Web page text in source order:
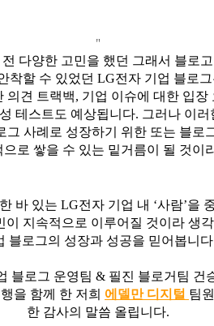
"
다양한 고민을 했던 그래서 블로
착할 수 있었던 LG전자 기업 블로
의견 트랙백, 기업 이슈에 대한 입장
테스트도 예상됩니다. 그러나 이
그 사례로 성장하기 위한 또는 블로
으로 쌓을 수 있는 밑거름이 될 것이
바 있는 LG전자 기업 내 ‘사람’을
이 지속적으로 이루어질 것이라 생
블로그의 성장과 성공을 믿어봅니다
블로그 운영팀 & 필진 블로거팀 건
을 함께 한 저희 에델만 디지털 팀
한 감사의 말씀 올립니다.